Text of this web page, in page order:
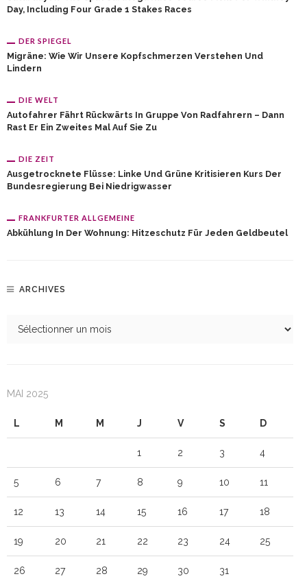
Day, Including Four Grade 1 Stakes Races
DER SPIEGEL
Migräne: Wie Wir Unsere Kopfschmerzen Verstehen Und
Lindern
DIE WELT
Autofahrer Fährt Rückwärts In Gruppe Von Radfahrern – Dann
Rast Er Ein Zweites Mal Auf Sie Zu
DIE ZEIT
Ausgetrocknete Flüsse: Linke Und Grüne Kritisieren Kurs Der
Bundesregierung Bei Niedrigwasser
FRANKFURTER ALLGEMEINE
Abkühlung In Der Wohnung: Hitzeschutz Für Jeden Geldbeutel
ARCHIVES
MAI 2025
L M M J V S D
1 2 3 4
5 6 7 8 9 10 11
12 13 14 15 16 17 18
19 20 21 22 23 24 25
26 27 28 29 30 31